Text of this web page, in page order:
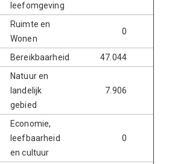
leefomgeving
Ruimte en
Wonen
0
Bereikbaarheid 47.044
Natuur en
landelijk
gebied
7.906
Economie,
leefbaarheid
en cultuur
0